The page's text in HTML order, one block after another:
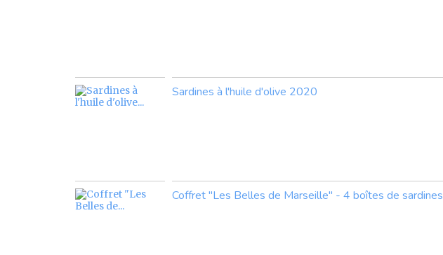
Sardines à l'huile d'olive 2020
Coffret "Les Belles de Marseille" - 4 boîtes de sardines